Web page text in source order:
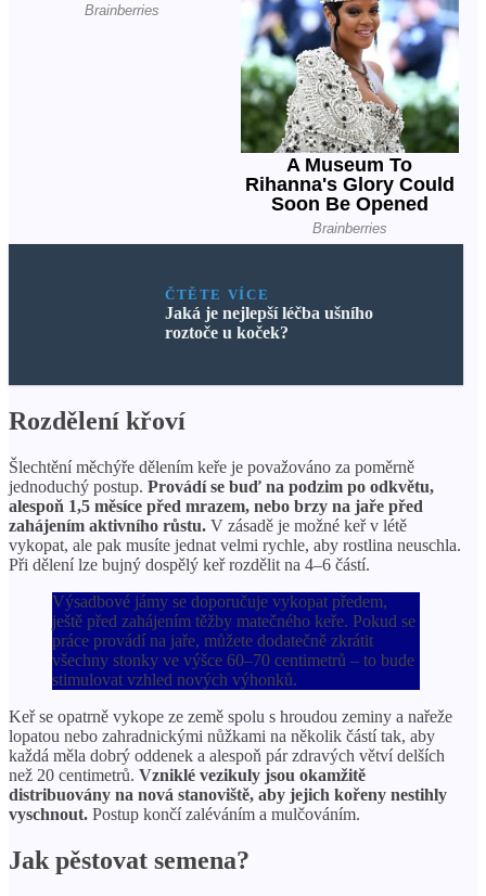
ČTĚTE VÍCE
Jaká je nejlepší léčba ušního
roztoče u koček?
Rozdělení křoví
Šlechtění měchýře dělením keře je považováno za poměrně
jednoduchý postup. Provádí se buď na podzim po odkvětu,
alespoň 1,5 měsíce před mrazem, nebo brzy na jaře před
zahájením aktivního růstu. V zásadě je možné keř v létě
vykopat, ale pak musíte jednat velmi rychle, aby rostlina neuschla.
Při dělení lze bujný dospělý keř rozdělit na 4–6 částí.
Výsadbové jámy se doporučuje vykopat předem,
ještě před zahájením těžby matečného keře. Pokud se
práce provádí na jaře, můžete dodatečně zkrátit
všechny stonky ve výšce 60–70 centimetrů – to bude
stimulovat vzhled nových výhonků.
Keř se opatrně vykope ze země spolu s hroudou zeminy a nařeže
lopatou nebo zahradnickými nůžkami na několik částí tak, aby
každá měla dobrý oddenek a alespoň pár zdravých větví delších
než 20 centimetrů. Vzniklé vezikuly jsou okamžitě
distribuovány na nová stanoviště, aby jejich kořeny nestihly
vyschnout. Postup končí zaléváním a mulčováním.
Jak pěstovat semena?